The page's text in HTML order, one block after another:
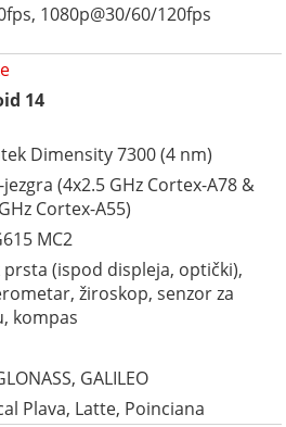
1080p@30/60/120fps
14
Dimensity 7300 (4 nm)
(4x2.5 GHz Cortex-A78 &
Cortex-A55)
MC2
prsta (ispod displeja, optički),
žiroskop, senzor za
kompas
GALILEO
Plava, Latte, Poinciana